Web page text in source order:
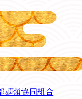
麺類協同組合